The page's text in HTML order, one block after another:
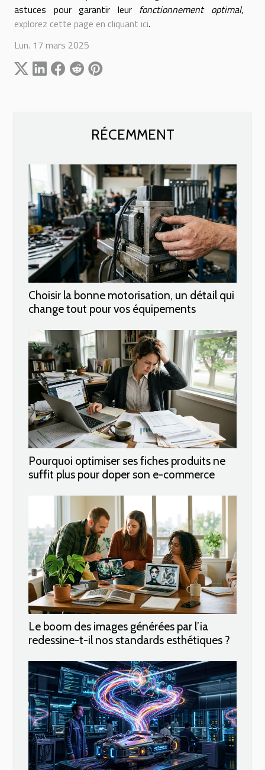
astuces pour garantir leur fonctionnement optimal,
explorez cette page en cliquant ici.
Lun. 17 mars 2025
RÉCEMMENT
Choisir la bonne motorisation, un détail qui
change tout pour vos équipements
Pourquoi optimiser ses fiches produits ne
suffit plus pour doper son e-commerce
Le boom des images générées par l’ia
redessine-t-il nos standards esthétiques ?